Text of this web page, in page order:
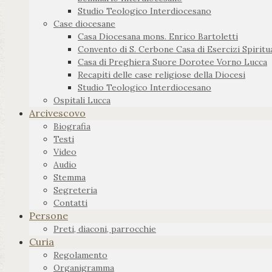
Studio Teologico Interdiocesano
Case diocesane
Casa Diocesana mons. Enrico Bartoletti
Convento di S. Cerbone Casa di Esercizi
Casa di Preghiera Suore Dorotee Vorno Lucca
Recapiti delle case religiose della Diocesi
Studio Teologico Interdiocesano
Ospitali Lucca
Arcivescovo
Biografia
Testi
Video
Audio
Stemma
Segreteria
Contatti
Persone
Preti, diaconi, parrocchie
Curia
Regolamento
Organigramma